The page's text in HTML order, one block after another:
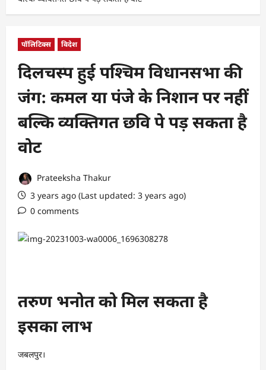
पॉलिटिक्स विदेश
दिलचस्प हुई पश्चिम विधानसभा की
जंग: कमल या पंजे के निशान पर नहीं
बल्कि व्यक्तिगत छवि पे पड़ सकता है
वोट
Prateeksha Thakur
3 years ago (Last updated: 3 years ago)
0 comments
तरुण भनोत को मिल सकता है
इसका लाभ
जबलपुर।